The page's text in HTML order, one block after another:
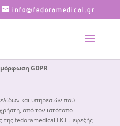
info@fedoramedical.gr
GDPR
και υπηρεσιών πού
από τον ιστότοπο
της fedoramedical Ι.Κ.Ε. εφεξής